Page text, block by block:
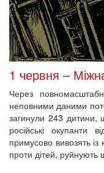
1 червня –
Через
неповними даними
загинули 243 дитини,
російські окупанти
примусово вивозять із
проти дітей, руйнують